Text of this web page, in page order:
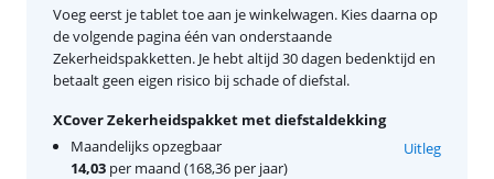
Voeg eerst je tablet toe aan je winkelwagen. Kies daarna op
de volgende pagina één van onderstaande
Zekerheidspakketten. Je hebt altijd 30 dagen bedenktijd en
betaalt geen eigen risico bij schade of diefstal.
XCover Zekerheidspakket met diefstaldekking
Maandelijks opzegbaar
14,03 per maand (168,36 per jaar)
Uitleg